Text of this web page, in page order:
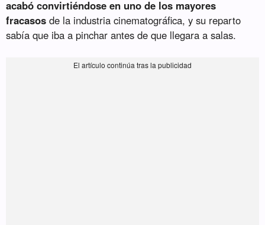
acabó convirtiéndose en uno de los mayores
fracasos de la industria cinematográfica, y su reparto
sabía que iba a pinchar antes de que llegara a salas.